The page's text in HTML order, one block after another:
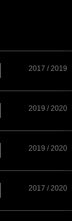
2017 / 2019
2019 / 2020
2019 / 2020
2017 / 2020